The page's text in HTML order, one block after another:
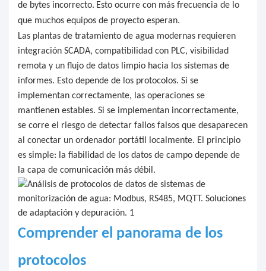
de bytes incorrecto. Esto ocurre con más frecuencia de lo
que muchos equipos de proyecto esperan.
Las plantas de tratamiento de agua modernas requieren
integración SCADA, compatibilidad con PLC, visibilidad
remota y un flujo de datos limpio hacia los sistemas de
informes. Esto depende de los protocolos. Si se
implementan correctamente, las operaciones se
mantienen estables. Si se implementan incorrectamente,
se corre el riesgo de detectar fallos falsos que desaparecen
al conectar un ordenador portátil localmente. El principio
es simple: la fiabilidad de los datos de campo depende de
la capa de comunicación más débil.
Comprender el panorama de los
protocolos